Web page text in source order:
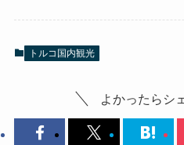
トルコ国内観光
よかったらシ